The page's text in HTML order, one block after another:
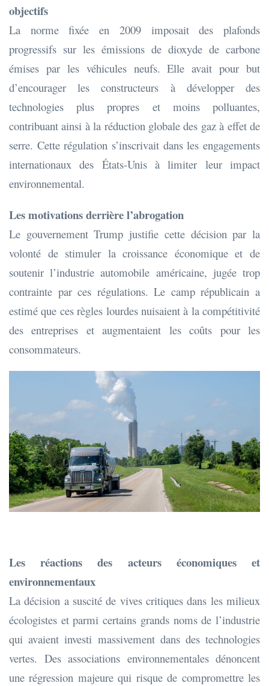
objectifs
La norme fixée en 2009 imposait des plafonds
progressifs sur les émissions de dioxyde de carbone
émises par les véhicules neufs. Elle avait pour but
d’encourager les constructeurs à développer des
technologies plus propres et moins polluantes,
contribuant ainsi à la réduction globale des gaz à effet de
serre. Cette régulation s’inscrivait dans les engagements
internationaux des États-Unis à limiter leur impact
environnemental.
Les motivations derrière l’abrogation
Le gouvernement Trump justifie cette décision par la
volonté de stimuler la croissance économique et de
soutenir l’industrie automobile américaine, jugée trop
contrainte par ces régulations. Le camp républicain a
estimé que ces règles lourdes nuisaient à la compétitivité
des entreprises et augmentaient les coûts pour les
consommateurs.
Les réactions des acteurs économiques et
environnementaux
La décision a suscité de vives critiques dans les milieux
écologistes et parmi certains grands noms de l’industrie
qui avaient investi massivement dans des technologies
vertes. Des associations environnementales dénoncent
une régression majeure qui risque de compromettre les